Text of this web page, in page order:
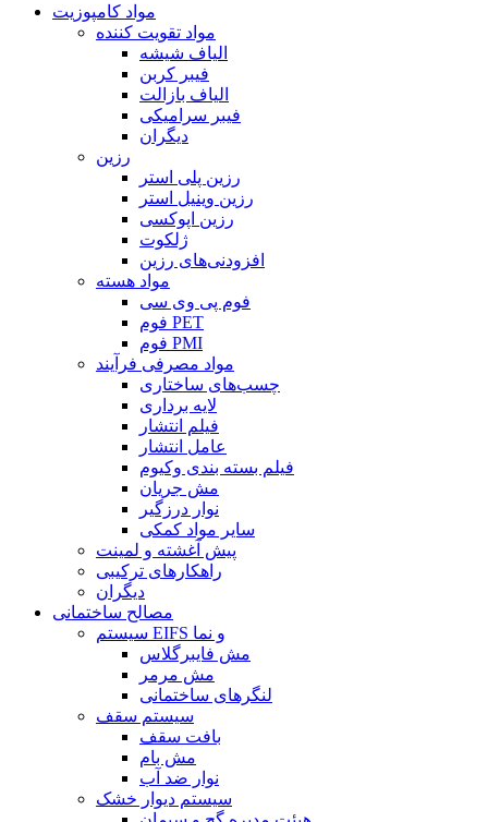
مواد کامپوزیت
مواد تقویت کننده
الیاف شیشه
فیبر کربن
الیاف بازالت
فیبر سرامیکی
دیگران
رزین
رزین پلی استر
رزین وینیل استر
رزین اپوکسی
ژلکوت
افزودنی‌های رزین
مواد هسته
فوم پی وی سی
فوم PET
فوم PMI
مواد مصرفی فرآیند
چسب‌های ساختاری
لایه برداری
فیلم انتشار
عامل انتشار
فیلم بسته بندی وکیوم
مش جریان
نوار درزگیر
سایر مواد کمکی
پیش آغشته و لمینت
راهکارهای ترکیبی
دیگران
مصالح ساختمانی
سیستم EIFS و نما
مش فایبرگلاس
مش مرمر
لنگرهای ساختمانی
سیستم سقف
بافت سقف
مش بام
نوار ضد آب
سیستم دیوار خشک